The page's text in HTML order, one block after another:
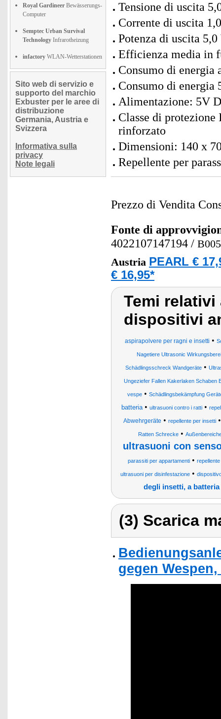
Royal Gardineer Bewässerungs-
Computer
Semptec Urban Survival
Technology Infrarotheizung
infactory WLAN-Wetterstationen
Sito web di servizio e
supporto del marchio
Exbuster per le aree di
distribuzione
Germania, Austria e
Svizzera
Informativa sulla
privacy
Note legali
Tensione di uscita
Corrente di uscita
Potenza di uscita
Efficienza media in
Consumo di energia
Consumo di energia
Alimentazione: 5V
Classe di
rinforzato
Dimensioni: 140 x
Repellente per
Prezzo di Vendita
Fonte di
4022107147194 /
Austria PEARL €
€ 16,95*
Temi
dispositivi
aspirapolvere per ragni e insetti •
Nagetiere Ultrasonic
Schädlingsschreck Wandgeräte •
Ungeziefer Fallen Kakerlaken Schaben
vespe• Schädlingsbekämpfung
batteria• ultrasuoni contro i ratti•
Abwehrgeräte • repellente per insetti
Ratten Schrecke•
ultrasuoni con
parassiti per appartamenti •
ultrasuoni per disinfestazione•
degli insetti, a batteria
(3) Scarica
gegen